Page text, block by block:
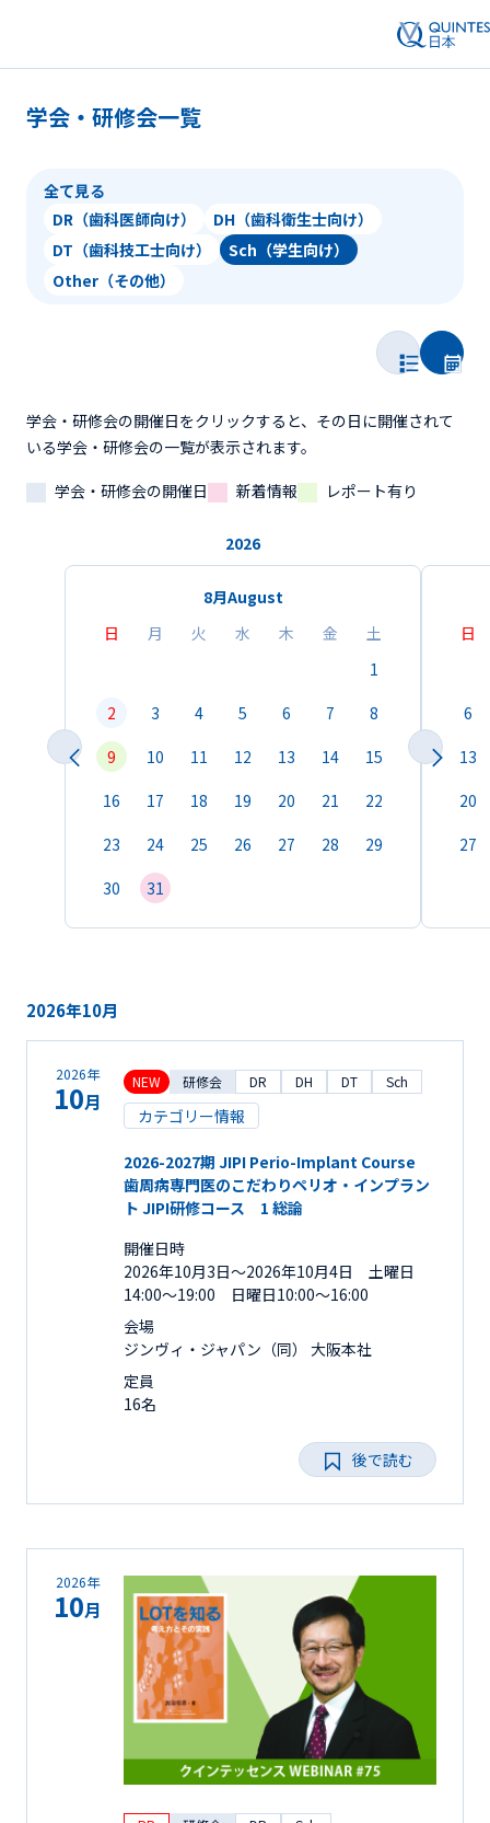
学会・研修会一覧
全て見る
DR（歯科医師向け）
DH（歯科衛生士向け）
DT（歯科技工士向け）
Sch（学生向け）
Other（その他）
学会・研修会の開催日をクリックすると、その日に開催されて
いる学会・研修会の一覧が表示されます。
学会・研修会の開催日
新着情報 レポート有り
2026
8月August
日
月 火 水 木 金
土
1
2
3 4 5 6 7
8
9
10 11 12 13 14
15
16
17 18 19 20 21
22
23
24 25 26 27 28
29
30
31
日
6
13
20
27
2026年10月
2026年
10月
NEW 研修会 DR DH DT Sch
カテゴリー情報
2026-2027期 JIPI Perio-Implant Course
歯周病専門医のこだわりペリオ・インプラン
ト JIPI研修コース 1 総論
開催日時
2026年10月3日〜2026年10月4日 土曜日
14:00～19:00 日曜日10:00～16:00
会場
ジンヴィ・ジャパン（同） 大阪本社
定員
16名
後で読む
2026年
10月